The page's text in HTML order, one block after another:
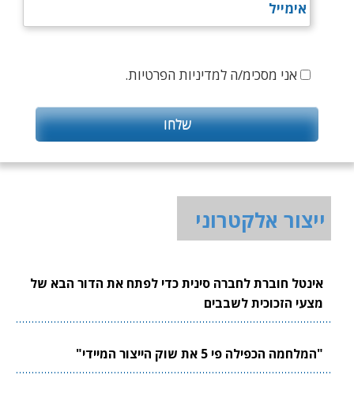
אני מסכימ/ה למדיניות הפרטיות.
ייצור אלקטרוני
אינטל חוברת לחברה סינית כדי לפתח את הדור הבא של
מצעי הזכוכית לשבבים
"המלחמה הכפילה פי 5 את שוק הייצור המיידי"